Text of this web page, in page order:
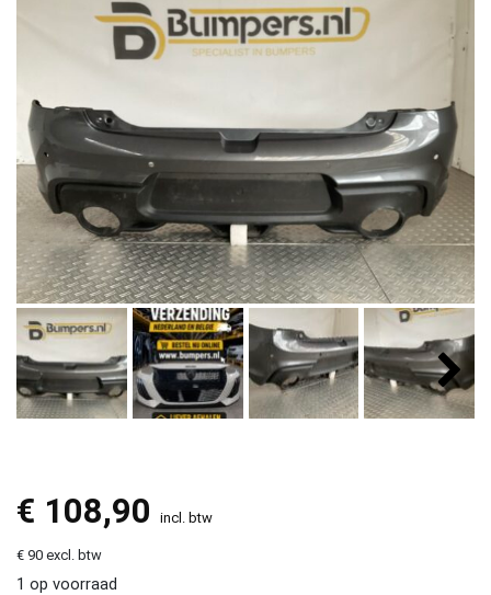
€ 108,90 incl. btw
€ 90 excl. btw
1 op voorraad